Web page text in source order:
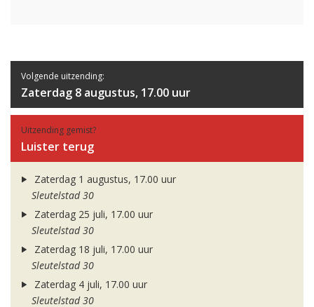
Volgende uitzending:
Zaterdag 8 augustus, 17.00 uur
Uitzending gemist?
Luister terug
Zaterdag 1 augustus, 17.00 uur
Sleutelstad 30
Zaterdag 25 juli, 17.00 uur
Sleutelstad 30
Zaterdag 18 juli, 17.00 uur
Sleutelstad 30
Zaterdag 4 juli, 17.00 uur
Sleutelstad 30